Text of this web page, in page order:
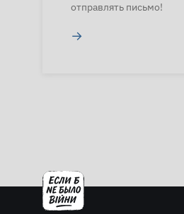
отправлять письмо!
→